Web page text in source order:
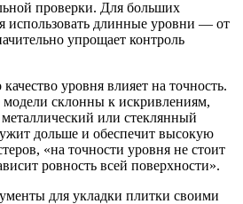
проверки. Для больших
использовать длинные уровни — от
упрощает контроль
уровня влияет на точность.
склонны к искривлениям,
или стеклянный
дольше и обеспечит высокую
«на точности уровня не стоит
ровность всей поверхности».